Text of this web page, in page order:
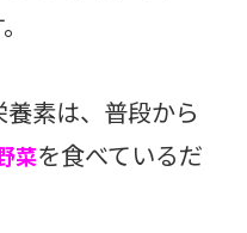
素は、普段から
菜を食べているだ